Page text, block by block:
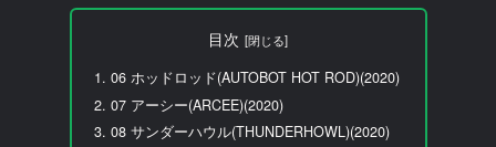
目次
06 ホッドロッド(AUTOBOT HOT ROD)(2020)
07 アーシー(ARCEE)(2020)
08 サンダーハウル(THUNDERHOWL)(2020)